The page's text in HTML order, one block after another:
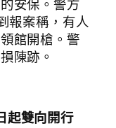
安保。警方
報案稱，有人
館開槍。警
陳跡。
起雙向開行